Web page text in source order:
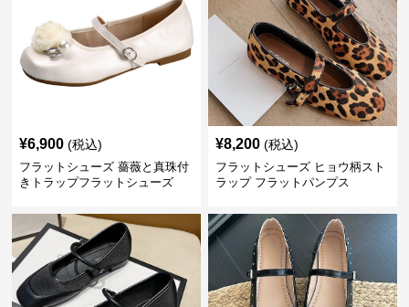
¥6,900 (税込)
フラットシューズ 薔薇と真珠付
きトラップフラットシューズ
¥8,200 (税込)
フラットシューズ ヒョウ柄スト
ラップ フラットパンプス